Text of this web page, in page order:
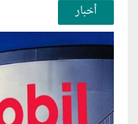
أخبار